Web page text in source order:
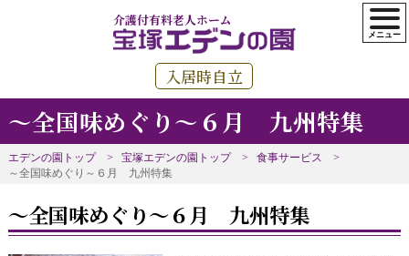
介護付有料老人ホーム
入居時自立
～全国味めぐり～６月 九州特集
エデンの園トップ 宝塚エデンの園トップ
食事サービス
～全国味めぐり～６月 九州特集
～全国味めぐり～６月 九州特集